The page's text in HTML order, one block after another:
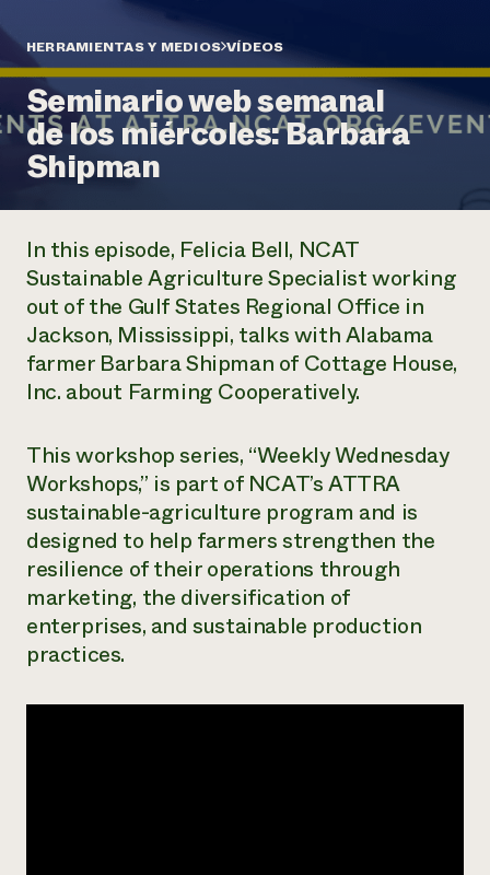
Informes anuales y financieros
Historias de impacto
Informe de
impacto 2024
Latinos en la agricultura
Sistemas alimentarios locales
Agricultura urbana
Las mujeres en la agricultura
Evento anual de reciclaje de productos electrónicos
Programa de descuentos de NorthWestern Energy
Servicios energéticos comerciales
Servicios energéticos residenciales
LIHEAP
Centro de intercambio de información AgriSolar
Blog
Podcasts
Publicaciones
Cursos cortos
Vídeos
Oportunidades de financiación
Noticias
Internship Hub
Buscar prácticas
un
Llame a la
Asociaciones empresariales
Donar
Donaciones planificadas
Boletín
Consultas de los medios de comunicación
Todos
contribuyen a la
resiliencia de la
comunidad.
DONAR AHORA
HERRAMIENTAS Y MEDIOS VÍDEOS
Seminario web semanal
de los miércoles: Barbara
Shipman
In this episode, Felicia Bell, NCAT
Sustainable Agriculture Specialist working
out of the Gulf States Regional Office in
Jackson, Mississippi, talks with Alabama
farmer Barbara Shipman of Cottage House,
Inc. about Farming Cooperatively.
This workshop series, “Weekly Wednesday
Workshops,” is part of NCAT’s ATTRA
sustainable-agriculture program and is
designed to help farmers strengthen the
resilience of their operations through
marketing, the diversification of
enterprises, and sustainable production
practices.